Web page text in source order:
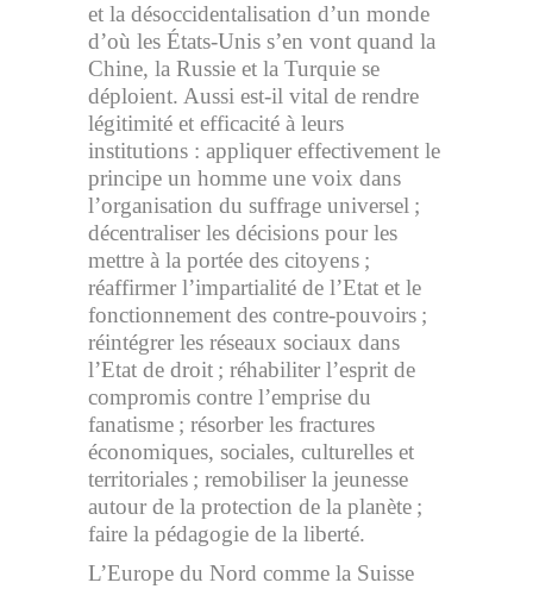
et la désoccidentalisation d’un monde
d’où les États-Unis s’en vont quand la
Chine, la Russie et la Turquie se
déploient. Aussi est-il vital de rendre
légitimité et efficacité à leurs
institutions : appliquer effectivement le
principe un homme une voix dans
l’organisation du suffrage universel ;
décentraliser les décisions pour les
mettre à la portée des citoyens ;
réaffirmer l’impartialité de l’Etat et le
fonctionnement des contre-pouvoirs ;
réintégrer les réseaux sociaux dans
l’Etat de droit ; réhabiliter l’esprit de
compromis contre l’emprise du
fanatisme ; résorber les fractures
économiques, sociales, culturelles et
territoriales ; remobiliser la jeunesse
autour de la protection de la planète ;
faire la pédagogie de la liberté.
L’Europe du Nord comme la Suisse